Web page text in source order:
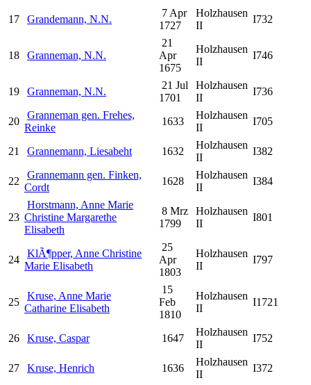
17 Grandemann, N.N.
7 Apr
1727
Holzhausen
II
I732
18 Granneman, N.N.
21
Apr
1675
Holzhausen
II
I746
19 Granneman, N.N.
21 Jul
1701
Holzhausen
II
I736
20
Granneman gen. Frehes,
Reinke
1633
Holzhausen
II
I705
21 Grannemann, Liesabeht 1632
Holzhausen
II
I382
22
Grannemann gen. Finken,
Cordt
1628
Holzhausen
II
I384
23
Horstmann, Anne Marie
Christine Margarethe
Elisabeth
8 Mrz
1799
Holzhausen
II
I801
24
KlÃ¶pper, Anne Christine
Marie Elisabeth
25
Apr
1803
Holzhausen
II
I797
25
Kruse, Anne Marie
Catharine Elisabeth
15
Feb
1810
Holzhausen
II
I1721
26 Kruse, Caspar 1647
Holzhausen
II
I752
27 Kruse, Henrich 1636
Holzhausen
II
I372